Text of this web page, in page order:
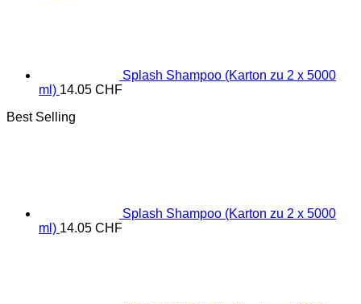
Splash Shampoo (Karton zu 2 x 5000
ml) 14.05 CHF
Best Selling
Splash Shampoo (Karton zu 2 x 5000
ml) 14.05 CHF